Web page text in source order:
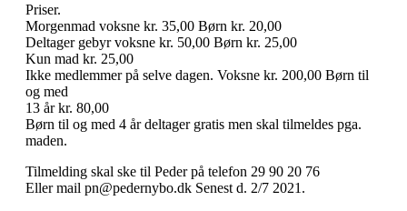
Priser.
Morgenmad voksne kr. 35,00 Børn kr. 20,00
Deltager gebyr voksne kr. 50,00 Børn kr. 25,00
Kun mad kr. 25,00
Ikke medlemmer på selve dagen. Voksne kr. 200,00 Børn til
og med
13 år kr. 80,00
Børn til og med 4 år deltager gratis men skal tilmeldes pga.
maden.
Tilmelding skal ske til Peder på telefon 29 90 20 76
Eller mail pn@pedernybo.dk Senest d. 2/7 2021.